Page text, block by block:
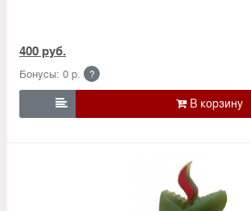
400 руб.
Бонусы: 0 р. ?
